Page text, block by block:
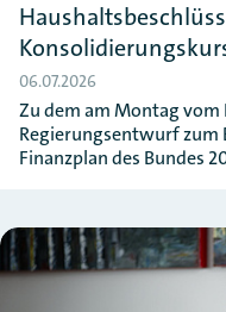
06.07.2026
Zu dem am Montag
Regierungsentwurf zum
Finanzplan des Bundes